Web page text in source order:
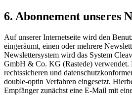
6. Abonnement unseres
Auf unserer Internetseite wird den
eingeräumt, einen oder mehrere
Newslettersystem wird das System
GmbH & Co. KG (Rastede)
rechtssicheren und
double-optin Verfahren eingesetzt.
Empfänger zunächst eine E-Mail mit